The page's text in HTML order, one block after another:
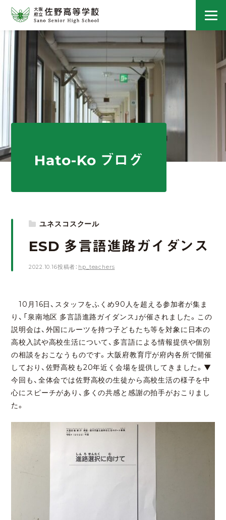
Hato-Ko ブログ
ユネスコスクール
ESD 多言語進路ガイダンス
2022.10.16投稿者： hp_teachers
10月16日、スタッフをふくめ90人を超える参加者が集ま
り、「泉南地区 多言語進路ガイダンス」が催されました。この
説明会は、外国にルーツを持つ子どもたち等を対象に日本の
高校入試や高校生活について、多言語による情報提供や個別
の相談をおこなうものです。大阪府教育庁が府内各所で開催
しており、佐野高校も20年近く会場を提供してきました。▼
今回も、全体会では佐野高校の生徒から高校生活の様子を中
心にスピーチがあり、多くの共感と感謝の拍手がおこりまし
た。